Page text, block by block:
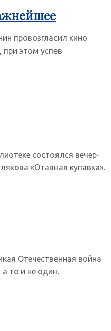
провозгласил кино
при этом успев
состоялся вечер-
«Отавная купавка».
Отечественная война
то и не один.